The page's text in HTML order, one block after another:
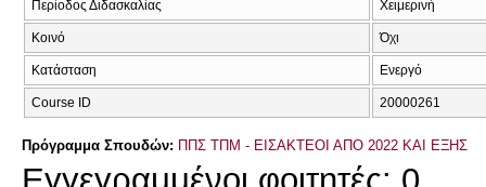
Περίοδος Διδασκαλίας Χειμερινή
Κοινό Όχι
Κατάσταση Ενεργό
Course ID 20000261
Πρόγραμμα Σπουδών: ΠΠΣ ΤΠΜ - ΕΙΣΑΚΤΕΟΙ ΑΠΟ 2022 ΚΑΙ ΕΞΗΣ